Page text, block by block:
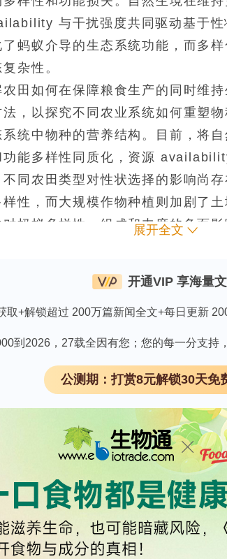
与干扰强度共同驱动基于
蚂蚁介导的生态系统功能，而多
杂性。
农田如何在保障粮食生产的同时维
，以探究不同农业系统如何重塑
统中物种的营养结构。目前，将
功能多样性同质化，资源
同农田类型对性状选择的影响尚
性，而大规模作物种植则加剧了
对蚂蚁多样性、组成和丰度的负面
田转化如何改变支撑蚂蚁群落的基
研究人员评估了三种农田类型（大
结构，及其对蚂蚁同位素生态位和
激酶活性检测与药物筛选：
2014年5月在巴西联邦区（
植被类型，面积约5800 km 2。研究
（n=5）、有机农场（n=4）及3种
、草原（n=3）和森林（n=3）。
展开全文
开通VIP 享海量
取+解锁超过 200万篇新闻全文+每日更新
到2026，27载全因有您；您的每一分支持
公测期：打赏8元解锁30天免